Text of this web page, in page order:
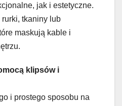
jak i estetyczne.
tkaniny lub
maskują kable i
klipsów i
i prostego sposobu na